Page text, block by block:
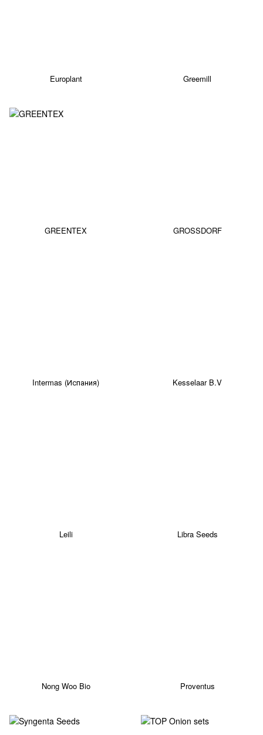
Europlant Greemill
GREENTEX GROSSDORF
Intermas (Испания) Kesselaar B.V
Leili Libra Seeds
Nong Woo Bio Proventus